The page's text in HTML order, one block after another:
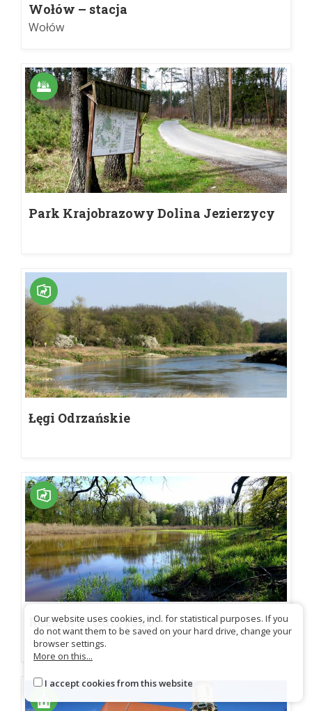
Wołów – stacja
Wołów
Park Krajobrazowy Dolina Jezierzycy
Łęgi Odrzańskie
Rezerwat Odrzysko
Lubiąż
Our website uses cookies, incl. for statistical purposes. If you
do not want them to be saved on your hard drive, change your
browser settings.
More on this...
I accept cookies from this website